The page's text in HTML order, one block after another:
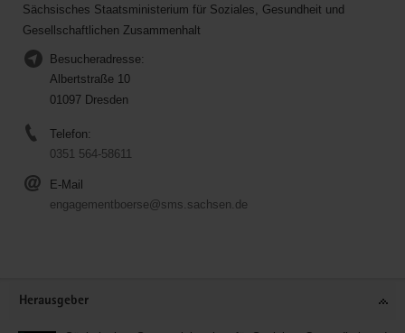
Sächsisches Staatsministerium für Soziales, Gesundheit und
Gesellschaftlichen Zusammenhalt
Besucheradresse:
Albertstraße 10
01097 Dresden
Telefon:
0351 564-58611
E-Mail
engagementboerse@sms.sachsen.de
Herausgeber